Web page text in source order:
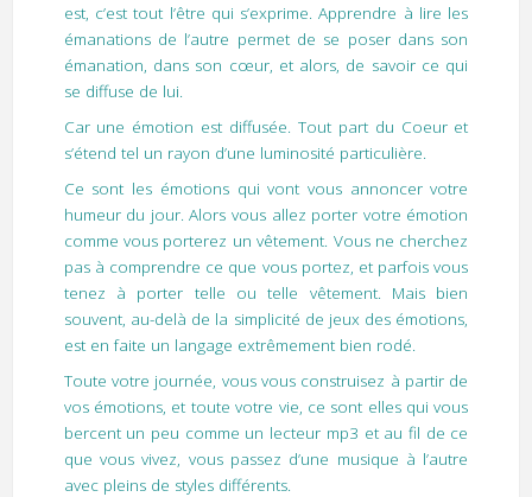
est, c’est tout l’être qui s’exprime. Apprendre à lire les
émanations de l’autre permet de se poser dans son
émanation, dans son cœur, et alors, de savoir ce qui
se diffuse de lui.
Car une émotion est diffusée. Tout part du Coeur et
s’étend tel un rayon d’une luminosité particulière.
Ce sont les émotions qui vont vous annoncer votre
humeur du jour. Alors vous allez porter votre émotion
comme vous porterez un vêtement. Vous ne cherchez
pas à comprendre ce que vous portez, et parfois vous
tenez à porter telle ou telle vêtement. Mais bien
souvent, au-delà de la simplicité de jeux des émotions,
est en faite un langage extrêmement bien rodé.
Toute votre journée, vous vous construisez à partir de
vos émotions, et toute votre vie, ce sont elles qui vous
bercent un peu comme un lecteur mp3 et au fil de ce
que vous vivez, vous passez d’une musique à l’autre
avec pleins de styles différents.